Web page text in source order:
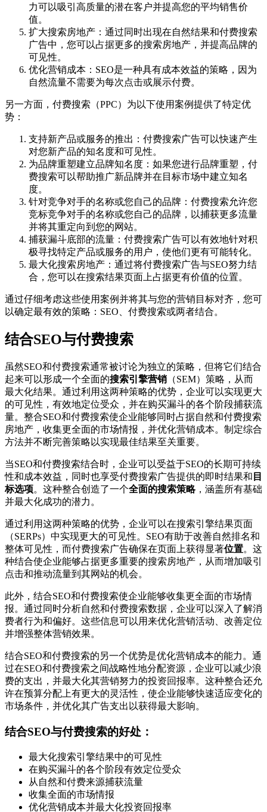
力可以吸引高质量的潜在客户并提高您的平均销售价
值。
扩大搜索房地产：通过同时出现在自然结果和付费搜索
广告中，您可以占据更多的搜索房地产，并提高品牌的
可见性。
优化营销成本：SEO是一种具有成本效益的策略，因为
自然流量不需要为每次点击或展示付费。
另一方面，付费搜索（PPC）为以下使用案例提供了特定优
势：
支持新产品或服务的推出：付费搜索广告可以快速产生
对您新产品的知名度和可见性。
为品牌重塑建立品牌知名度：如果您进行品牌重塑，付
费搜索可以帮助推广新品牌并在目标市场中建立知名
度。
针对竞争对手的名称或您自己的品牌：付费搜索允许您
竞标竞争对手的名称或您自己的品牌，以捕获更多流量
并将其重定向到您的网站。
捕获漏斗底部的流量：付费搜索广告可以有效地针对积
极寻找特定产品或服务的用户，使他们更有可能转化。
最大化搜索房地产：通过将付费搜索广告与SEO努力结
合，您可以在搜索结果页面上占据更有价值的位置。
通过仔细考虑这些使用案例并将其与您的营销目标对齐，您可
以确定最有效的策略：SEO、付费搜索或两者结合。
结合SEO与付费搜索
虽然SEO和付费搜索通常被讨论为独立的策略，但将它们结合
起来可以形成一个全面的搜索引擎营销 （SEM）策略，从而
最大化结果。通过利用这两种策略的优势，企业可以实现更大
的可见性，有效地定位受众，并在购买漏斗的各个阶段捕获流
量。整合SEO和付费搜索使企业能够同时占据自然和付费搜索
房地产，收集更全面的市场情报，并优化营销成本。制定综合
方法并不断完善策略以实现最佳结果至关重要。
当SEO和付费搜索结合时，企业可以受益于SEO的长期可持续
性和成本效益，同时也享受付费搜索广告提供的即时结果和 目
标选项。这种整合创造了一个全面的搜索策略，涵盖所有基础
并最大化成功的潜力。
通过利用这两种策略的优势，企业可以在搜索引擎结果页面
（SERPs）中实现更大的可见性。SEO有助于改善自然排名和
整体可见性，而付费搜索广告确保在页面上获得显著位置。这
种结合使企业能够占据更多重要的搜索房地产，从而增加吸引
点击和推动流量到其网站的机会。
此外，结合SEO和付费搜索使企业能够收集更全面的市场情
报。通过同时分析自然和付费搜索数据，企业可以深入了解消
费者行为和偏好。这些信息可以用来优化营销活动、改善定位
并增强整体营销效果。
结合SEO和付费搜索的另一个优势是优化营销成本的能力。通
过在SEO和付费搜索之间战略性地分配资源，企业可以减少浪
费的支出，并最大化其营销努力的投资回报率。这种整合还允
许在预算分配上有更大的灵活性，使企业能够快速适应变化的
市场条件，并优化其广告支出以获得最大影响。
结合SEO与付费搜索的好处：
最大化搜索引擎结果中的可见性
在购买漏斗的各个阶段有效定位受众
从自然和付费来源捕获流量
收集全面的市场情报
优化营销成本并最大化投资回报率